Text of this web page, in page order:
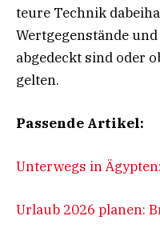
teure Technik
Wertgegenstände
abgedeckt sind oder
gelten.
Passende Artikel:
Unterwegs in
Urlaub 2026 planen: